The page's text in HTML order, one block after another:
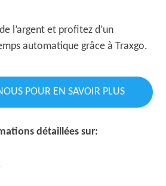
l’argent et profitez d’un
automatique grâce à Traxgo.
POUR EN SAVOIR PLUS
détaillées sur: